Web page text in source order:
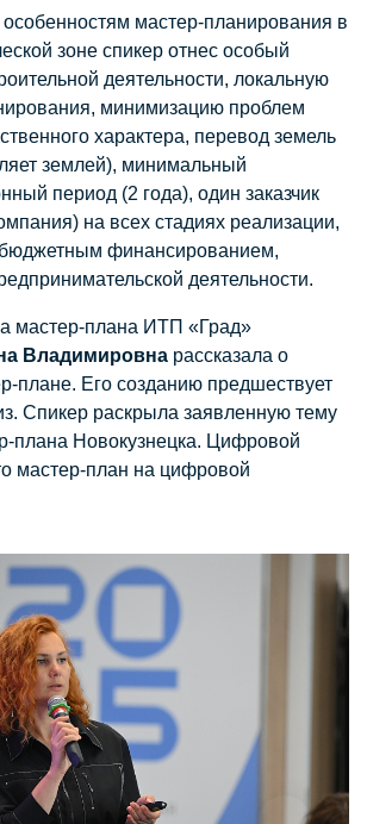
особенностям мастер-планирования в
зоне спикер отнес особый
деятельности, локальную
минимизацию проблем
характера, перевод земель
землей), минимальный
период (2 года), один заказчик
на всех стадиях реализации,
бюджетным финансированием,
деятельности.
мастер-плана ИТП «Град»
Владимировна рассказала о
плане. Его созданию предшествует
Спикер раскрыла заявленную тему
плана Новокузнецка. Цифровой
мастер-план на цифровой